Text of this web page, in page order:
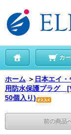
カ
ホーム ＞ 日本エイ
用防水保護プラグ
50個入り)
前の商品